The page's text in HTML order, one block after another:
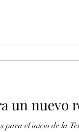
un nuevo
para el inicio de la